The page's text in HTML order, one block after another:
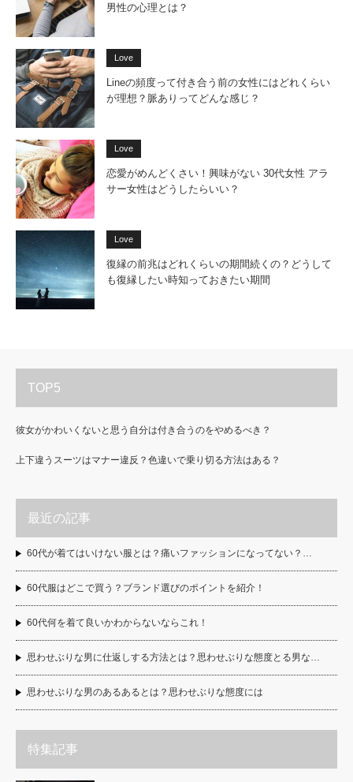
男性の心理とは？
Love
Lineの頻度って付き合う前の女性にはどれくらい
が理想？脈ありってどんな感じ？
Love
恋愛がめんどくさい！興味がない 30代女性 アラ
サー女性はどうしたらいい？
Love
復縁の前兆はどれくらいの期間続くの？どうして
も復縁したい時知っておきたい期間
TOP5
彼女がかわいくないと思う自分は付き合うのをやめるべき？
上下違うスーツはマナー違反？色違いで乗り切る方法はある？
最近の記事
60代が着てはいけない服とは？痛いファッションになってない？…
60代服はどこで買う？ブランド選びのポイントを紹介！
60代何を着て良いかわからないならこれ！
思わせぶりな男に仕返しする方法とは？思わせぶりな態度とる男な…
思わせぶりな男のあるあるとは？思わせぶりな態度には
特集記事